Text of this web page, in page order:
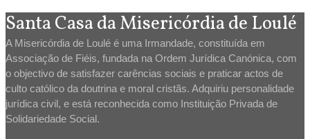
Santa Casa da Misericórdia de Loulé
A Misericórdia de Loulé é uma Irmandade, constituída em
Associação de Fiéis, fundada na Ordem Jurídica Canónica, com
o objectivo de satisfazer carências sociais e praticar actos de
culto católico da doutrina e moral cristãs. Adquiriu personalidade
jurídica civil, e está reconhecida como Instituição Privada de
Solidariedade Social.